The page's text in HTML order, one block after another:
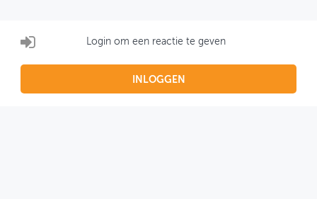
Login om een reactie te geven
INLOGGEN